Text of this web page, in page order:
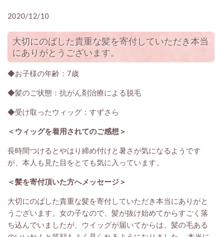
2020/12/10
大切にのばした貴重な髪を寄付していただき本当
にありがとうございます。
◆お子様の年齢：7歳
◆髪のご状態：抗がん剤治療による脱毛
◆受け取ったウィッグ：すずさら
＜ウィッグを着用されてのご感想＞
長時間つけるとやはり締め付けと暑さが気になるようです
が、本人も見た目をとても気に入っています。
＜髪を寄付頂いた方へメッセージ＞
大切にのばした貴重な髪を寄付していただき本当にありがと
うございます。女の子なので、髪が抜け始めてからすごく落
ち込んでいましたが、ウイッグが届いてからは、髪の毛ある